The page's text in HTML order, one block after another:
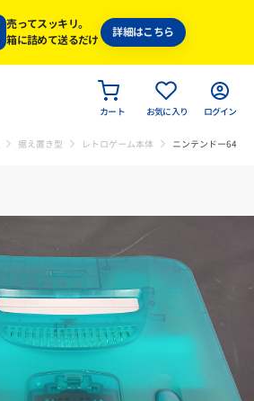
売ってスッキリ。
箱に詰めて送るだけ
詳細はこちら
カート お気に入り ログイン
据え置き型 レトロゲーム本体 ニンテンドー64